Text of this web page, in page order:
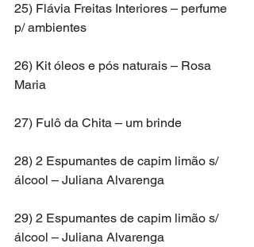
25) Flávia Freitas Interiores – perfume
p/ ambientes
26) Kit óleos e pós naturais – Rosa
Maria
27) Fulô da Chita – um brinde
28) 2 Espumantes de capim limão s/
álcool – Juliana Alvarenga
29) 2 Espumantes de capim limão s/
álcool – Juliana Alvarenga